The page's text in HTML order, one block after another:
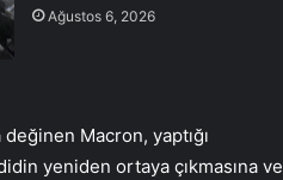
Ağustos 6, 2026
Macron, yaptığı
yeniden ortaya çıkmasına ve